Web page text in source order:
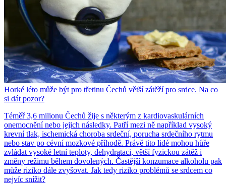
Horké léto může být pro třetinu Čechů větší zátěží pro srdce. Na co
si dát pozor?
Téměř 3,6 milionu Čechů žije s některým z kardiovaskulárních
onemocnění nebo jejich následky. Patří mezi ně například vysoký
krevní tlak, ischemická choroba srdeční, porucha srdečního rytmu
nebo stav po cévní mozkové příhodě. Právě tito lidé mohou hůře
zvládat vysoké letní teploty, dehydrataci, větší fyzickou zátěž i
změny režimu během dovolených. Častější konzumace alkoholu pak
může riziko dále zvyšovat. Jak tedy riziko problémů se srdcem co
nejvíc snížit?